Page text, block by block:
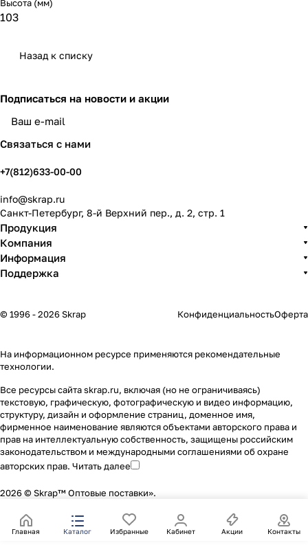
Высота (мм)
103
Назад к списку
Подписаться на новости и акции
Связаться с нами
+7(812)633-00-00
info@skrap.ru
Санкт-Петербург, 8-й Верхний пер., д. 2, стр. 1
Продукция
Компания
Информация
Поддержка
© 1996 - 2026 Skrap КонфиденциальностьОферта
На информационном ресурсе применяются рекомендательные
технологии.
Все ресурсы сайта skrap.ru, включая (но не ограничиваясь)
текстовую, графическую, фотографическую и видео информацию,
структуру, дизайн и оформление страниц, доменное имя,
фирменное наименование являются объектами авторского права и
прав на интеллектуальную собственность, защищены российским
законодательством и международными соглашениями об охране
авторских прав. Читать далее
2026 © Skrap™ Оптовые поставки».
Главная Каталог Избранные Кабинет Акции Контакты